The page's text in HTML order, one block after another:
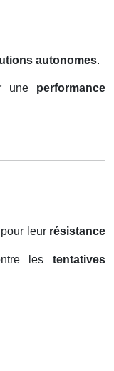
autonomes.
une performance
leur résistance
les tentatives